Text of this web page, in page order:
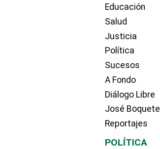
Educación
Salud
Justicia
Política
Sucesos
A Fondo
Diálogo Libre
José Boquete
Reportajes
POLÍTICA